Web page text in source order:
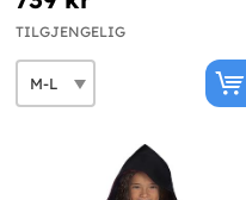
TILGJENGELIG